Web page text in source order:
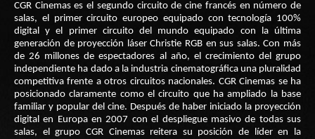
CGR Cinemas es el segundo circuito de cine francés en número de
salas, el primer circuito europeo equipado con tecnología 100%
digital y el primer circuito del mundo equipado con la última
generación de proyección láser Christie RGB en sus salas. Con más
de 26 millones de espectadores al año, el crecimiento del grupo
independiente ha dado a la industria cinematográfica una pluralidad
competitiva frente a otros circuitos nacionales. CGR Cinemas se ha
posicionado claramente como el circuito que ha ampliado la base
familiar y popular del cine. Después de haber iniciado la proyección
digital en Europa en 2007 con el despliegue masivo de todas sus
salas, el grupo CGR Cinemas reitera su posición de líder en la